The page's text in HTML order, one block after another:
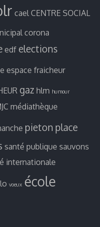
cael CENTRE SOCIAL
corona
edf elections
espace fraicheur
gaz hlm humour
médiathèque
pieton place
santé publique sauvons
internationale
voeux école